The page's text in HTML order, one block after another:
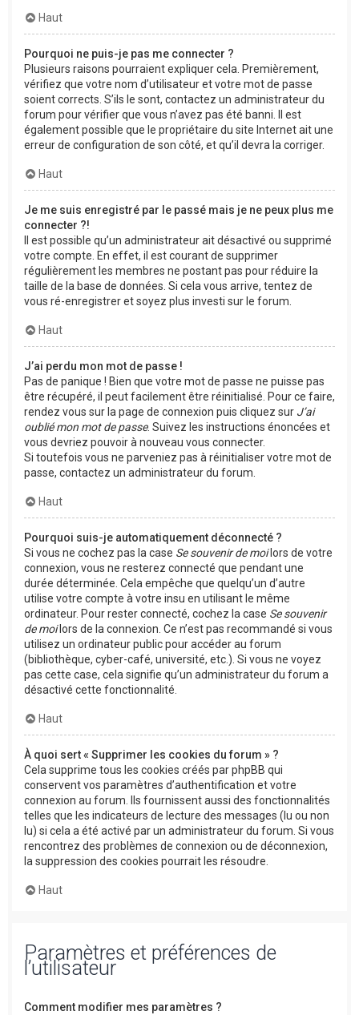
Haut
Pourquoi ne puis-je pas me connecter ?
Plusieurs raisons pourraient expliquer cela. Premièrement,
vérifiez que votre nom d’utilisateur et votre mot de passe
soient corrects. S’ils le sont, contactez un administrateur du
forum pour vérifier que vous n’avez pas été banni. Il est
également possible que le propriétaire du site Internet ait une
erreur de configuration de son côté, et qu’il devra la corriger.
Haut
Je me suis enregistré par le passé mais je ne peux plus me
connecter ?!
Il est possible qu’un administrateur ait désactivé ou supprimé
votre compte. En effet, il est courant de supprimer
régulièrement les membres ne postant pas pour réduire la
taille de la base de données. Si cela vous arrive, tentez de
vous ré-enregistrer et soyez plus investi sur le forum.
Haut
J’ai perdu mon mot de passe !
Pas de panique ! Bien que votre mot de passe ne puisse pas
être récupéré, il peut facilement être réinitialisé. Pour ce faire,
rendez vous sur la page de connexion puis cliquez sur J’ai
oublié mon mot de passe. Suivez les instructions énoncées et
vous devriez pouvoir à nouveau vous connecter.
Si toutefois vous ne parveniez pas à réinitialiser votre mot de
passe, contactez un administrateur du forum.
Haut
Pourquoi suis-je automatiquement déconnecté ?
Si vous ne cochez pas la case Se souvenir de moilors de votre
connexion, vous ne resterez connecté que pendant une
durée déterminée. Cela empêche que quelqu’un d’autre
utilise votre compte à votre insu en utilisant le même
ordinateur. Pour rester connecté, cochez la case Se souvenir
de moilors de la connexion. Ce n’est pas recommandé si vous
utilisez un ordinateur public pour accéder au forum
(bibliothèque, cyber-café, université, etc.). Si vous ne voyez
pas cette case, cela signifie qu’un administrateur du forum a
désactivé cette fonctionnalité.
Haut
À quoi sert « Supprimer les cookies du forum » ?
Cela supprime tous les cookies créés par phpBB qui
conservent vos paramètres d’authentification et votre
connexion au forum. Ils fournissent aussi des fonctionnalités
telles que les indicateurs de lecture des messages (lu ou non
lu) si cela a été activé par un administrateur du forum. Si vous
rencontrez des problèmes de connexion ou de déconnexion,
la suppression des cookies pourrait les résoudre.
Haut
Paramètres et préférences de
l’utilisateur
Comment modifier mes paramètres ?